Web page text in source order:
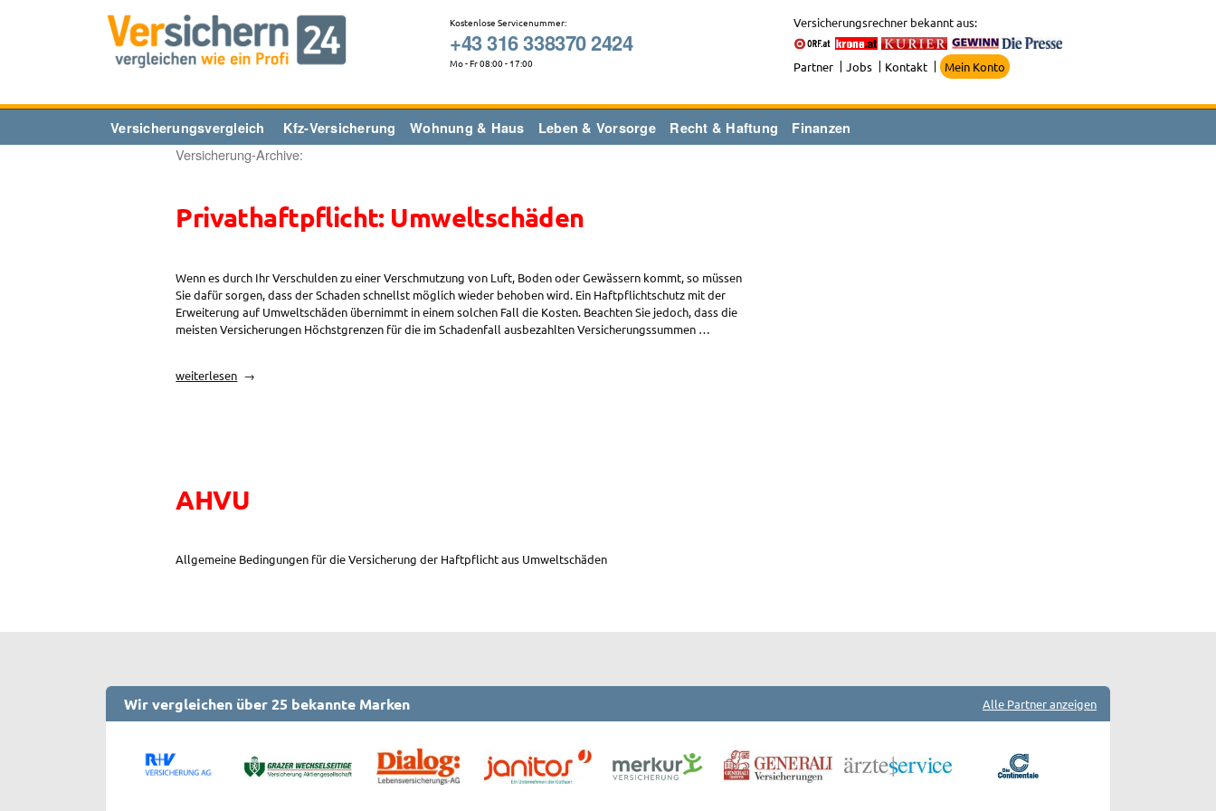
Kostenlose Servicenummer:
+43 316 338370 2424
Mo - Fr 08:00 - 17:00
Versicherungsrechner bekannt aus:
Partner Jobs Kontakt Mein Konto
Versicherungsvergleich Kfz-Versicherung Wohnung & Haus Leben & Vorsorge Recht & Haftung Finanzen
Versicherung-Archive:
Privathaftpflicht: Umweltschäden
Wenn es durch Ihr Verschulden zu einer Verschmutzung von Luft, Boden oder Gewässern kommt, so müssen
Sie dafür sorgen, dass der Schaden schnellst möglich wieder behoben wird. Ein Haftpflichtschutz mit der
Erweiterung auf Umweltschäden übernimmt in einem solchen Fall die Kosten. Beachten Sie jedoch, dass die
meisten Versicherungen Höchstgrenzen für die im Schadenfall ausbezahlten Versicherungssummen …
„Privathaftpflicht:
weiterlesen
AHVU
Allgemeine Bedingungen für die Versicherung der Haftpflicht aus Umweltschäden
Wir vergleichen über 25 bekannte Marken Alle Partner anzeigen